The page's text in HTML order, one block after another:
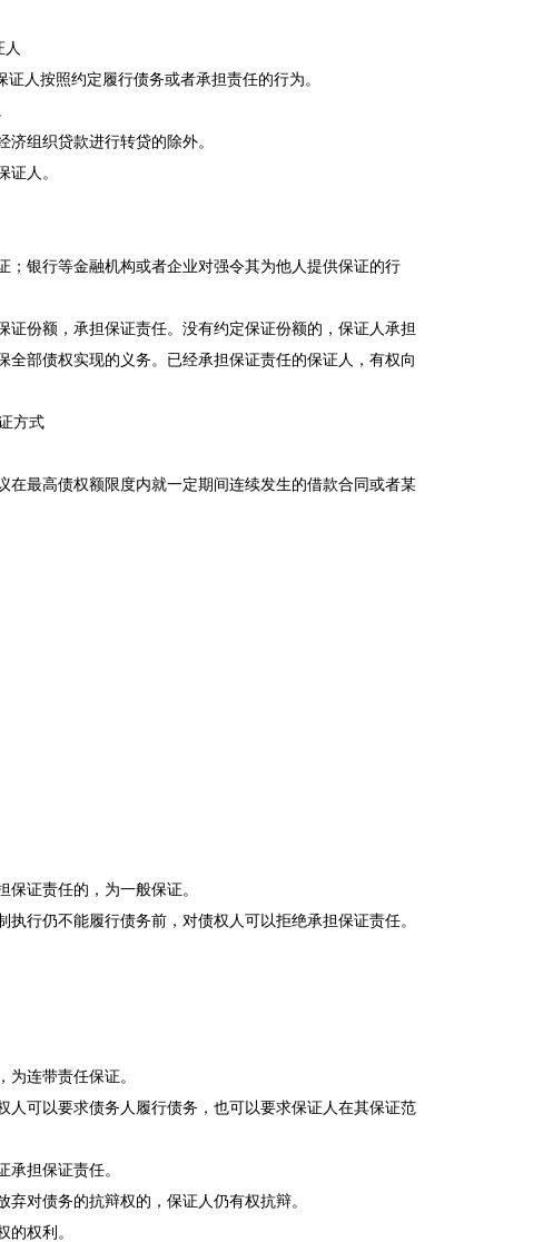
人按照约定履行债务或者承担责任的行为。
组织贷款进行转贷的除外。
人。
银行等金融机构或者企业对强令其为他人提供保证的行
份额，承担保证责任。没有约定保证份额的，保证人承担
部债权实现的义务。已经承担保证责任的保证人，有权向
方式
最高债权额限度内就一定期间连续发生的借款合同或者某
证责任的，为一般保证。
行仍不能履行债务前，对债权人可以拒绝承担保证责任。
连带责任保证。
可以要求债务人履行债务，也可以要求保证人在其保证范
担保证责任。
对债务的抗辩权的，保证人仍有权抗辩。
权利。